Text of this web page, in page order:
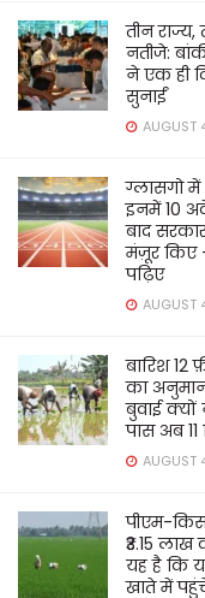
तीन
नतीजे:
ने एक ही
सुनाईं
AUGUST
ग्लासगो
इनमें 10
बाद
मंज़ूर किए
पढ़िए
AUGUST
बारिश
का
बुवाई
पास अब
AUGUST
पीएम-
₹3.15
यह है कि
खाते में